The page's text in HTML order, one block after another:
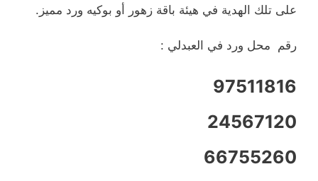
على تلك الهدية في هيئة باقة زهور أو بوكيه ورد مميز.
رقم محل ورد في العبدلي :
97511816
24567120
66755260